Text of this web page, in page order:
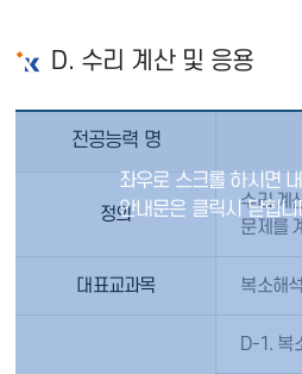
D. 수리 계산 및 응용
전공능력 명
정의
수리 계
문제를
대표교과목 복소해
D-1. 복